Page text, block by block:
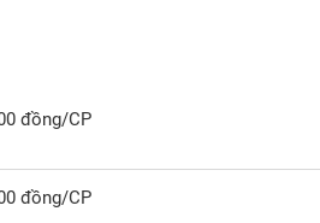
đồng/CP
đồng/CP